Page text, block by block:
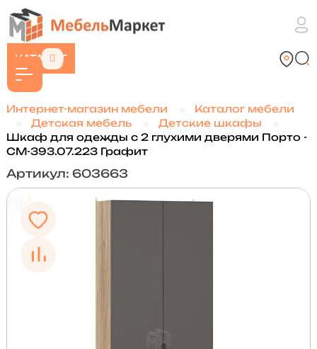
КАТАЛОГ
Интернет-магазин мебели
Каталог мебели
Детская мебель
Детские шкафы
Шкаф для одежды с 2 глухими дверями Порто -
СМ-393.07.223 Графит
Артикул: 603663